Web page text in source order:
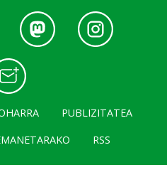
PUBLIZITATEA
RSS